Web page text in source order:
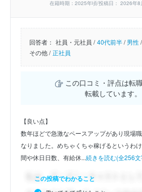
在籍時期：2025年頃/投稿日： 2026年8
回答者： 社員・元社員 / 40代前半/男性/
その他 / 正社員
この口コミ・評点は転
転載しています。
【良い点】
数年ほどで急激なペースアップがあり現場
なりました。めちゃくちゃ稼げるというわ
間や休日日数、有給休...続きを読む(全256文
この投稿でわかること